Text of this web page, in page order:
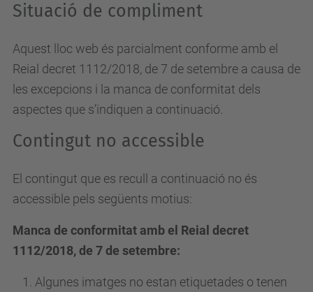
Situació de compliment
Aquest lloc web és parcialment conforme amb el
Reial decret 1112/2018, de 7 de setembre a causa de
les excepcions i la manca de conformitat dels
aspectes que s’indiquen a continuació.
Contingut no accessible
El contingut que es recull a continuació no és
accessible pels següents motius:
Manca de conformitat amb el Reial decret
1112/2018, de 7 de setembre:
Algunes imatges no estan etiquetades o tenen